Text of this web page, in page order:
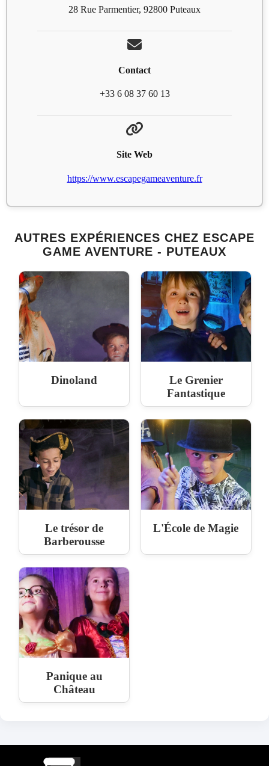
28 Rue Parmentier, 92800 Puteaux
Contact
+33 6 08 37 60 13
Site Web
https://www.escapegameaventure.fr
AUTRES EXPÉRIENCES CHEZ ESCAPE
GAME AVENTURE - PUTEAUX
Dinoland
Le Grenier
Fantastique
Le trésor de
Barberousse
L'École de Magie
Panique au
Château